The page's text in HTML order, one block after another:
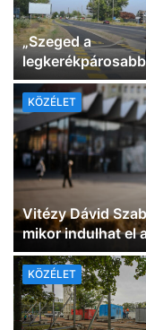
KÖZÉLET
Vitézy Dávid
mikor indulhat el
Belgrád
„Szeged a
legkerékpárosabb
magyar város” –
László fotókat
meg a
kerékpárút
szakaszáról
KÖZÉLET